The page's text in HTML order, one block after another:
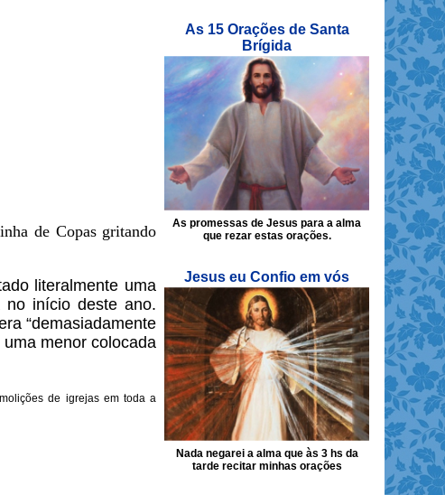
de Copas gritando
literalmente uma
no início deste ano.
“demasiadamente
menor colocada
de igrejas em toda a
As 15 Orações de Santa
Brígida
As promessas de Jesus para a alma
que rezar estas orações.
Jesus eu Confio em vós
Nada negarei a alma que às 3 hs da
tarde recitar minhas orações